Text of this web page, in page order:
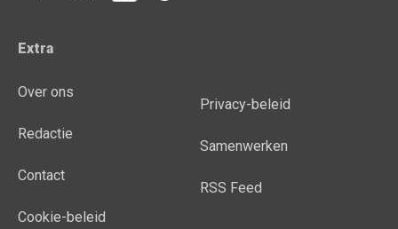
Extra
Over ons
Redactie
Contact
Cookie-beleid
Privacy-beleid
Samenwerken
RSS Feed